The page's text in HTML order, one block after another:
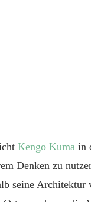
Kengo Kuma in
Denken zu
seine Architektur